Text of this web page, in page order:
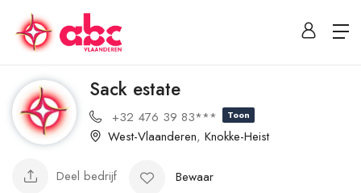
Sack estate
+32 476 39 83*** Toon
West-Vlaanderen, Knokke-Heist
Deel bedrijf Bewaar